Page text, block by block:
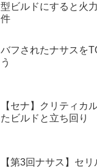
型ビルドにすると火
件
バフされたナサスを
う
【セナ】クリティカ
たビルドと立ち回り
【第3回ナサス】セ